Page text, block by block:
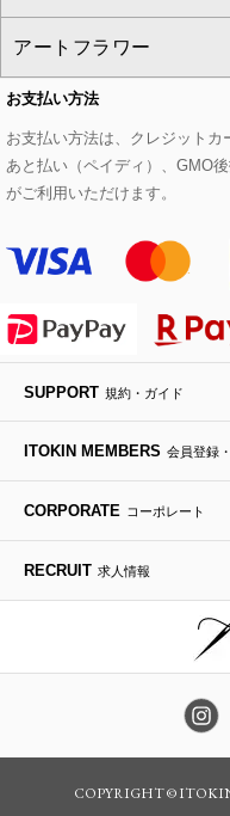
eur3
Maison de CINQ
MK MICHEL KLEIN
HIROKO KOSHINO
re:edition project 165
スウェット・ジャージ
その他のトップス
セットアップパンツ
セットアップスカート
セットアップワンピ
チェスターコート
モッズコート
ステンカラーコート
ライダースジャケッ
デニムジャケット
ダウンジャケット・
その他のコート・ブ
ベルト・サスペンダー
帽子
ヘアアクセサリー
ハンカチ・バンダナ
手袋
チャーム・ストラップ
傘・日傘
時計
ピアス・イヤリング
ブレスレット・バング
ブローチ・コサージ
トートバッグ
ショルダーバッグ
ボストンバッグ
バックパック・リュ
ボディバッグ・メッ
トラベルバッグ
ビジネスバッグ
その他のバッグ
すべてのシューズ
パンプス
スニーカー
フラットシューズ
ローファー
ドレスシューズ
サンダル・ミュール
その他のシューズ
アートフラワー
すべてのアートフラワ
ローズ
カサブランカ・カラ
ラナンキュラス
ポプリアレンジ＆フ
その他のアートフラワ
お支払い方法
お支払い方法は、クレジットカ
あと払い（ペイディ）、GMO
がご利用いただけます。
SUPPORT 規約・ガイド
ITOKIN MEMBERS 会員登録
CORPORATE コーポレート
RECRUIT 求人情報
COPYRIGHT ©